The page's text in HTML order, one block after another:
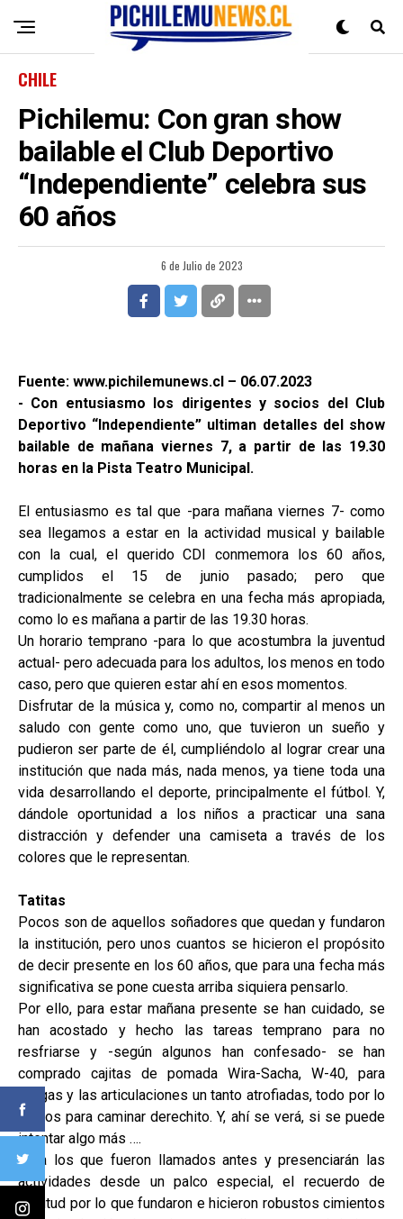
CHILE
Pichilemu: Con gran show
bailable el Club Deportivo
“Independiente” celebra sus
60 años
6 de Julio de 2023
Fuente: www.pichilemunews.cl – 06.07.2023
- Con entusiasmo los dirigentes y socios del Club
Deportivo “Independiente” ultiman detalles del show
bailable de mañana viernes 7, a partir de las 19.30
horas en la Pista Teatro Municipal.
El entusiasmo es tal que -para mañana viernes 7- como
sea llegamos a estar en la actividad musical y bailable
con la cual, el querido CDI conmemora los 60 años,
cumplidos el 15 de junio pasado; pero que
tradicionalmente se celebra en una fecha más apropiada,
como lo es mañana a partir de las 19.30 horas.
Un horario temprano -para lo que acostumbra la juventud
actual- pero adecuada para los adultos, los menos en todo
caso, pero que quieren estar ahí en esos momentos.
Disfrutar de la música y, como no, compartir al menos un
saludo con gente como uno, que tuvieron un sueño y
pudieron ser parte de él, cumpliéndolo al lograr crear una
institución que nada más, nada menos, ya tiene toda una
vida desarrollando el deporte, principalmente el fútbol. Y,
dándole oportunidad a los niños a practicar una sana
distracción y defender una camiseta a través de los
colores que le representan.
Tatitas
Pocos son de aquellos soñadores que quedan y fundaron
la institución, pero unos cuantos se hicieron el propósito
de decir presente en los 60 años, que para una fecha más
significativa se pone cuesta arriba siquiera pensarlo.
Por ello, para estar mañana presente se han cuidado, se
han acostado y hecho las tareas temprano para no
resfriarse y -según algunos han confesado- se han
comprado cajitas de pomada Wira-Sacha, W-40, para
friegas y las articulaciones un tanto atrofiadas, todo por lo
menos para caminar derechito. Y, ahí se verá, si se puede
intentar algo más ….
Para los que fueron llamados antes y presenciarán las
actividades desde un palco especial, el recuerdo de
gratitud por lo que fundaron e hicieron robustos cimientos